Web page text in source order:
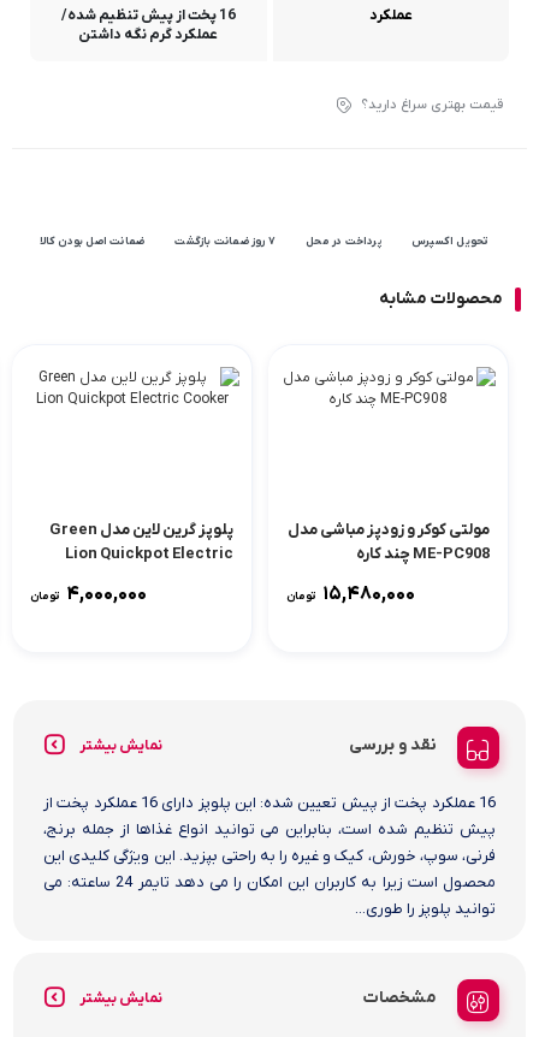
عملکرد
16 پخت از پیش تنظیم شده/
عملکرد گرم نگه داشتن
قیمت بهتری سراغ دارید؟
تحویل اکسپرس پرداخت در محل ۷ روز ضمانت بازگشت ضمانت اصل بودن کالا
محصولات مشابه
مولتی کوکر و زودپز مباشی مدل
ME-PC908 چند کاره
15,480,000 تومان
پلوپز گرین لاین مدل Green
Lion Quickpot Electric
4,000,000 تومان
نقد و بررسی نمایش بیشتر
16 عملکرد پخت از پیش تعیین شده: این پلوپز دارای 16 عملکرد پخت از
پیش تنظیم شده است، بنابراین می توانید انواع غذاها از جمله برنج،
فرنی، سوپ، خورش، کیک و غیره را به راحتی بپزید. این ویژگی کلیدی این
محصول است زیرا به کاربران این امکان را می دهد تایمر 24 ساعته: می
توانید پلوپز را طوری...
مشخصات نمایش بیشتر